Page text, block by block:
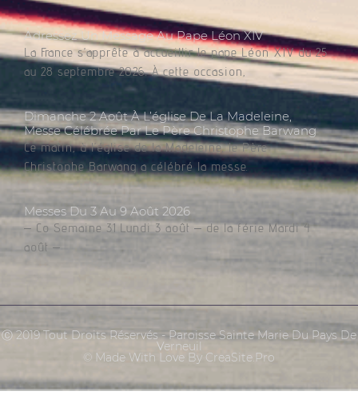
Adressez Un Message Au Pape Léon XIV
La France s’apprête à accueillir le pape Léon XIV du 25
au 28 septembre 2026. À cette occasion,
Dimanche 2 Août À L’église De La Madeleine,
Messe Célébrée Par Le Père Christophe Barwang
Ce matin, à l’église de la Madeleine, le Père
Christophe Barwang a célébré la messe.
Messes Du 3 Au 9 Août 2026
– Co Semaine 31 Lundi 3 août – de la férie Mardi 4
août –
Ⓒ 2019 Tout Droits Réservés - Paroisse Sainte Marie Du Pays De
Verneuil
© Made With Love By CreaSite.Pro